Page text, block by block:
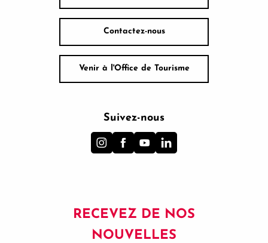
Contactez-nous
Venir à l'Office de Tourisme
Suivez-nous
RECEVEZ DE NOS
NOUVELLES